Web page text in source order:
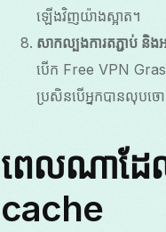
ឡើងវិញយ៉ាងស្អាត។
សាកល្បងការតភ្ជាប់ និង
បើក Free VPN
ប្រសិនបើអ្នកបានលុបច
ពេលណាដែ
cache